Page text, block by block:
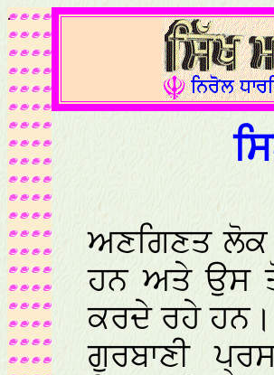
.
ਅਣਗਿਣਤ ਲੋਕ
ਹਨ ਅਤੇ ਉਸ
ਕਰਦੇ ਰਹੇ
ਗੁਰਬਾਣੀ